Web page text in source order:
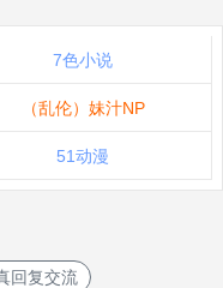
7色小说
（乱伦）妹汁NP
51动漫
复交流